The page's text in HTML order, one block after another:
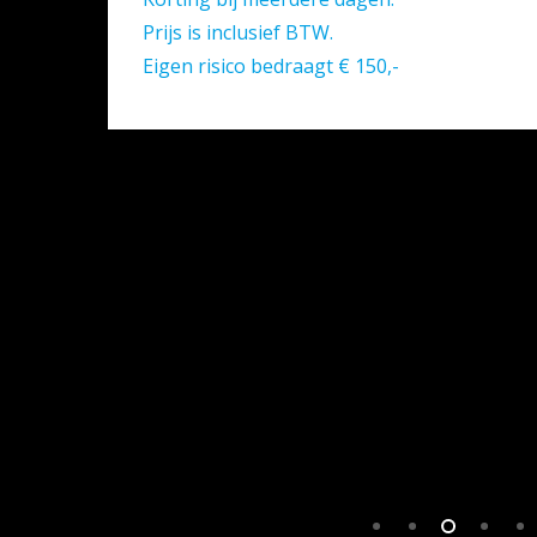
Prijs is inclusief BTW.
Eigen risico bedraagt € 150,-